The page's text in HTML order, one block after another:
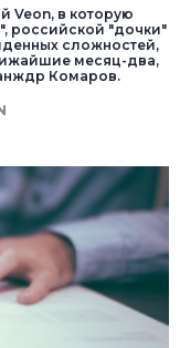
Veon, в которую
российской "дочки"
сложностей,
месяц-два,
Комаров.